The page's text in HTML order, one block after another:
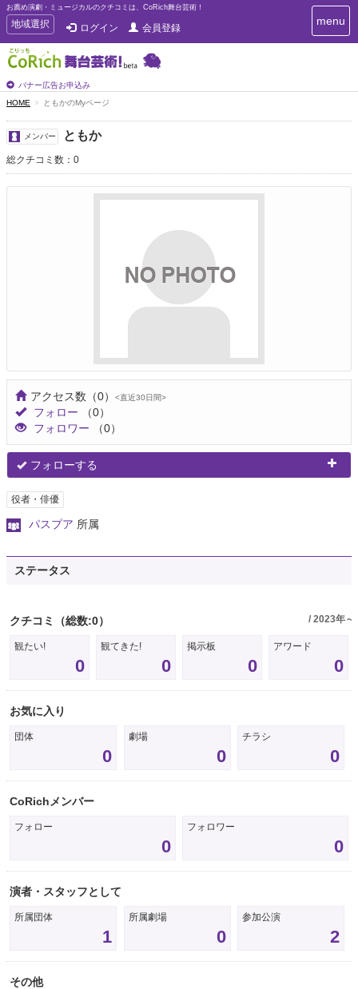
お薦め演劇・ミュージカルのクチコミは、CoRich舞台芸術！
T
o
g
g
e
n
a
v
i
g
a
t
地域選択 ログイン 会員登録
バナー広告お申込み
T
o
menu
HOME ともかのMyページ
メンバー ともか
総クチコミ数：0
アクセス数 （0） <直近30日間>
フォロー
（0）
フォロワー
（0）
フォローする
役者・俳優
パスプア 所属
ステータス
クチコミ （総数:0） / 2023年～
観たい!
0
観てきた!
0
掲示板
0
アワード
0
お気に入り
団体
0
劇場
0
チラシ
0
CoRichメンバー
フォロー
0
フォロワー
0
演者・スタッフとして
所属団体
1
所属劇場
0
参加公演
2
その他